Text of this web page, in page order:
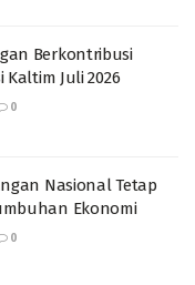
Berkontribusi
Juli 2026
0
Nasional Tetap
Ekonomi
0